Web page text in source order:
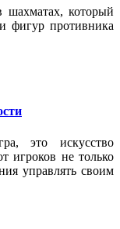
который
фигур противника
это искусство
игроков не только
управлять своим